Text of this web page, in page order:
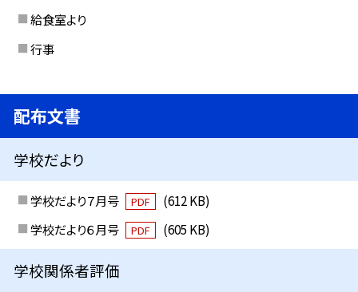
給食室より
行事
配布文書
学校だより
学校だより７月号 PDF
(612 KB)
学校だより６月号
PDF (605 KB)
学校関係者評価